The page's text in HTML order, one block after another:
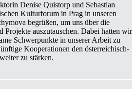
Denise Quistorp und Sebastian
Kulturforum in Prag in unseren
begrüßen, um uns über die
Projekte auszutauschen. Dabei hatten wir
Schwerpunkte in unserer Arbeit zu
Kooperationen den österreichisch-
zu stärken.